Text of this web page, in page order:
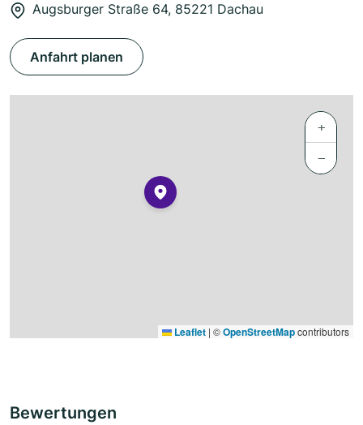
Augsburger Straße 64, 85221 Dachau
Anfahrt planen
+
−
Leaflet | ©OpenStreetMapcontributors
Bewertungen